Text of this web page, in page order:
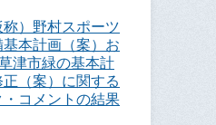
）野村スポーツ
本計画（案）お
津市緑の基本計
（案）に関する
コメントの結果